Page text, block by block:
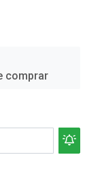
comprar